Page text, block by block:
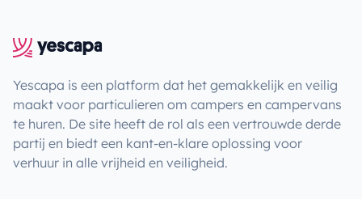
Yescapa is een platform dat het gemakkelijk en veilig
maakt voor particulieren om campers en campervans
te huren. De site heeft de rol als een vertrouwde derde
partij en biedt een kant-en-klare oplossing voor
verhuur in alle vrijheid en veiligheid.